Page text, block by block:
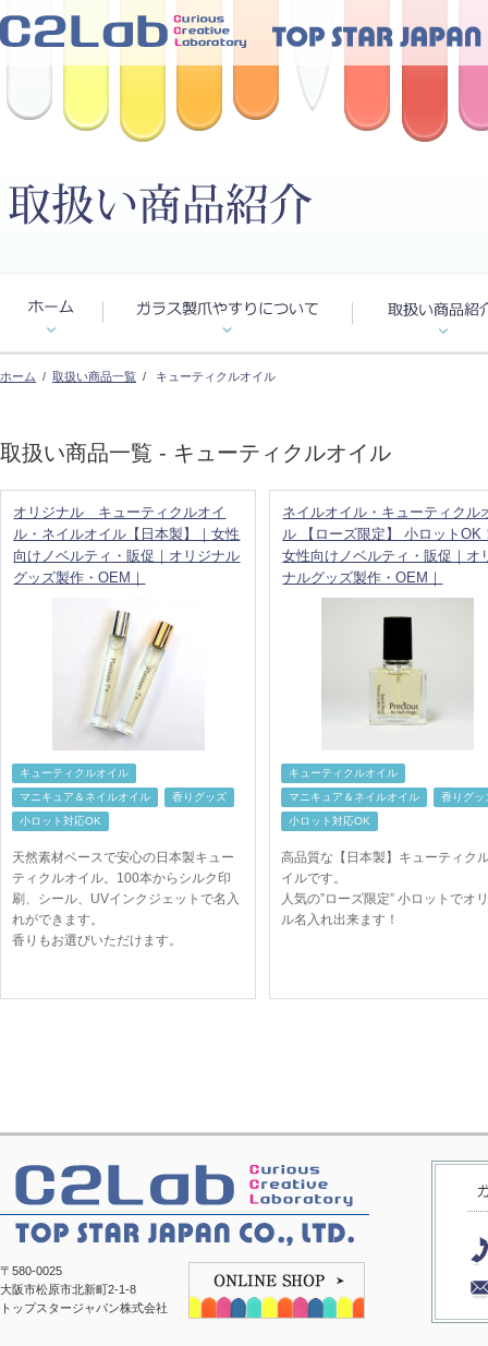
ホーム / 取扱い商品一覧 / キューティクルオイル
取扱い商品一覧 - キューティクルオイル
オリジナル キューティクルオイ
ル・ネイルオイル【日本製】｜女性
向けノベルティ・販促｜オリジナル
グッズ製作・OEM｜
キューティクルオイル
マニキュア＆ネイルオイル
香りグッズ
小ロット対応OK
天然素材ベースで安心の日本製キュー
ティクルオイル。100本からシルク印
刷、シール、UVインクジェットで名入
れができます。
香りもお選びいただけます。
ネイルオイル・キューティクル
ル 【ローズ限定】 小ロットOK
女性向けノベルティ・販促｜オ
ナルグッズ製作・OEM｜
キューティクルオイル
マニキュア＆ネイルオイル
香りグッ
小ロット対応OK
高品質な【日本製】キューティク
イルです。
人気の”ローズ限定” 小ロットでオ
ル名入れ出来ます！
〒580-0025
大阪市松原市北新町2-1-8
トップスタージャパン株式会社